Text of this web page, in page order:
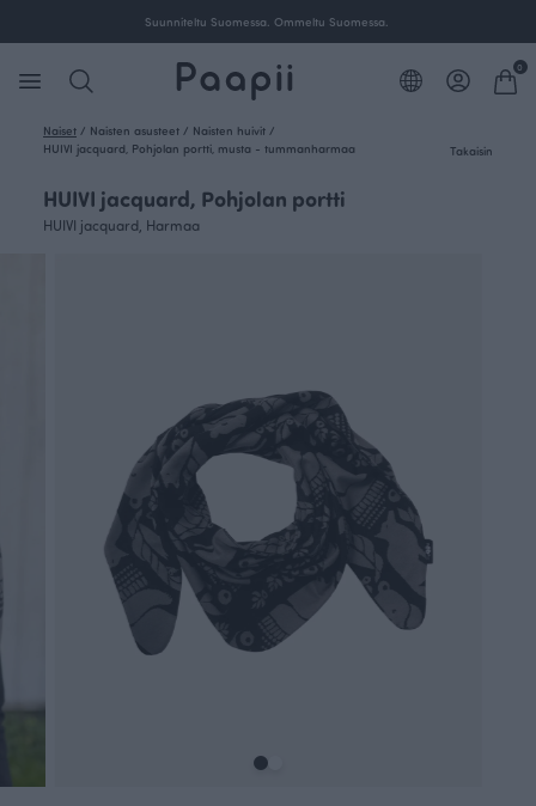
Suunniteltu Suomessa. Ommeltu Suomessa.
0
Naiset / Naisten asusteet / Naisten huivit /
HUIVI jacquard, Pohjolan portti, musta - tummanharmaa
Takaisin
HUIVI jacquard, Pohjolan portti
HUIVI jacquard, Harmaa